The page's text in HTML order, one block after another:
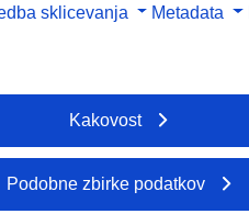
sklicevanja Metadata
Kakovost
Podobne zbirke podatkov